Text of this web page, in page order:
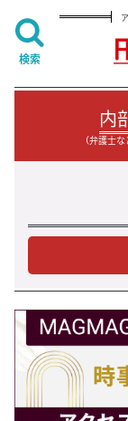
内
（弁護士
検索